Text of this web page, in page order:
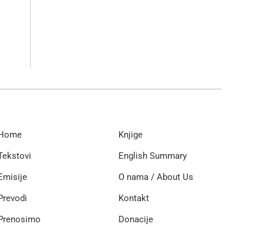
Knjige
English Summary
O nama / About Us
Kontakt
Donacije